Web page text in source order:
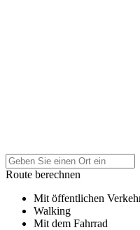
Route berechnen
Mit öffentlichen
Walking
Mit dem Fahrrad